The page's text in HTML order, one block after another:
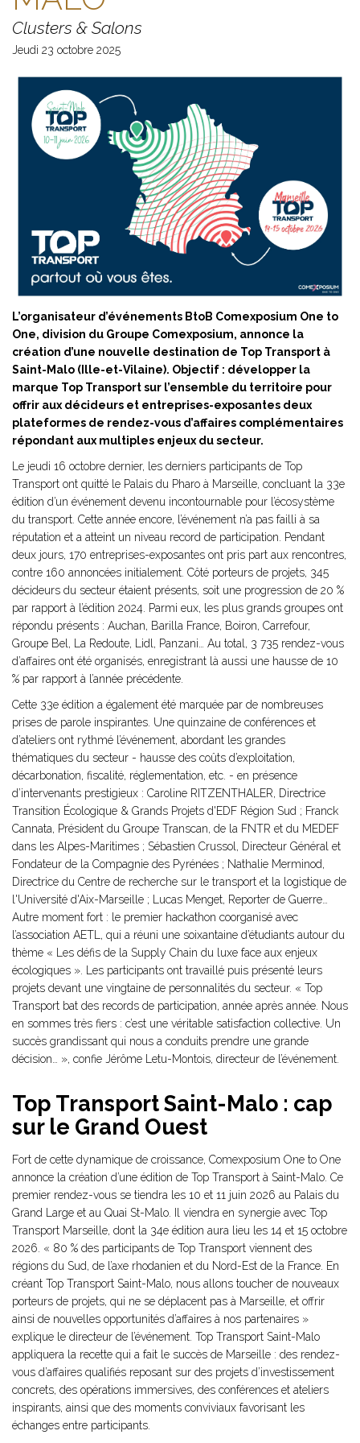
Clusters & Salons
Jeudi 23 octobre 2025
L’organisateur d’événements BtoB Comexposium One to
One, division du Groupe Comexposium, annonce la
création d’une nouvelle destination de Top Transport à
Saint-Malo (Ille-et-Vilaine). Objectif : développer la
marque Top Transport sur l’ensemble du territoire pour
offrir aux décideurs et entreprises-exposantes deux
plateformes de rendez-vous d’affaires complémentaires
répondant aux multiples enjeux du secteur.
Le jeudi 16 octobre dernier, les derniers participants de Top
Transport ont quitté le Palais du Pharo à Marseille, concluant la 33e
édition d’un événement devenu incontournable pour l’écosystème
du transport. Cette année encore, l’événement n’a pas failli à sa
réputation et a atteint un niveau record de participation. Pendant
deux jours, 170 entreprises-exposantes ont pris part aux rencontres,
contre 160 annoncées initialement. Côté porteurs de projets, 345
décideurs du secteur étaient présents, soit une progression de 20 %
par rapport à l’édition 2024. Parmi eux, les plus grands groupes ont
répondu présents : Auchan, Barilla France, Boiron, Carrefour,
Groupe Bel, La Redoute, Lidl, Panzani… Au total, 3 735 rendez-vous
d’affaires ont été organisés, enregistrant là aussi une hausse de 10
% par rapport à l’année précédente.
Cette 33e édition a également été marquée par de nombreuses
prises de parole inspirantes. Une quinzaine de conférences et
d’ateliers ont rythmé l’événement, abordant les grandes
thématiques du secteur - hausse des coûts d’exploitation,
décarbonation, fiscalité, réglementation, etc. - en présence
d’intervenants prestigieux : Caroline RITZENTHALER, Directrice
Transition Écologique & Grands Projets d'EDF Région Sud ; Franck
Cannata, Président du Groupe Transcan, de la FNTR et du MEDEF
dans les Alpes-Maritimes ; Sébastien Crussol, Directeur Général et
Fondateur de la Compagnie des Pyrénées ; Nathalie Merminod,
Directrice du Centre de recherche sur le transport et la logistique de
l'Université d'Aix-Marseille ; Lucas Menget, Reporter de Guerre…
Autre moment fort : le premier hackathon coorganisé avec
l’association AETL, qui a réuni une soixantaine d’étudiants autour du
thème « Les défis de la Supply Chain du luxe face aux enjeux
écologiques ». Les participants ont travaillé puis présenté leurs
projets devant une vingtaine de personnalités du secteur. « Top
Transport bat des records de participation, année après année. Nous
en sommes très fiers : c’est une véritable satisfaction collective. Un
succès grandissant qui nous a conduits prendre une grande
décision… », confie Jérôme Letu-Montois, directeur de l’événement.
Top Transport Saint-Malo : cap
sur le Grand Ouest
Fort de cette dynamique de croissance, Comexposium One to One
annonce la création d’une édition de Top Transport à Saint-Malo. Ce
premier rendez-vous se tiendra les 10 et 11 juin 2026 au Palais du
Grand Large et au Quai St-Malo. Il viendra en synergie avec Top
Transport Marseille, dont la 34e édition aura lieu les 14 et 15 octobre
2026. « 80 % des participants de Top Transport viennent des
régions du Sud, de l’axe rhodanien et du Nord-Est de la France. En
créant Top Transport Saint-Malo, nous allons toucher de nouveaux
porteurs de projets, qui ne se déplacent pas à Marseille, et offrir
ainsi de nouvelles opportunités d’affaires à nos partenaires »
explique le directeur de l’événement. Top Transport Saint-Malo
appliquera la recette qui a fait le succès de Marseille : des rendez-
vous d’affaires qualifiés reposant sur des projets d’investissement
concrets, des opérations immersives, des conférences et ateliers
inspirants, ainsi que des moments conviviaux favorisant les
échanges entre participants.